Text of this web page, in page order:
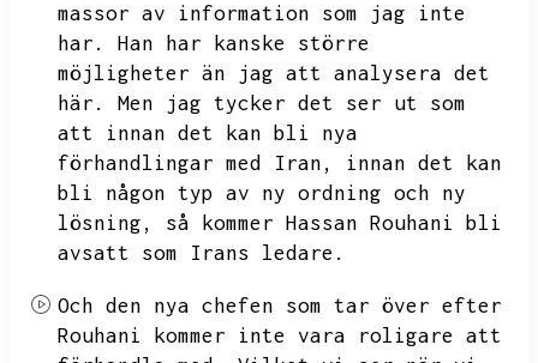
massor av information som jag inte
har.
Han har kanske större
möjligheter än jag att analysera det
här.
Men jag tycker det ser ut som
att innan det kan bli nya
förhandlingar med Iran,
innan det kan
bli någon typ av ny ordning och ny
lösning,
så kommer Hassan Rouhani bli
avsatt som Irans ledare.
Och den nya chefen som tar över efter
Rouhani kommer inte vara roligare att